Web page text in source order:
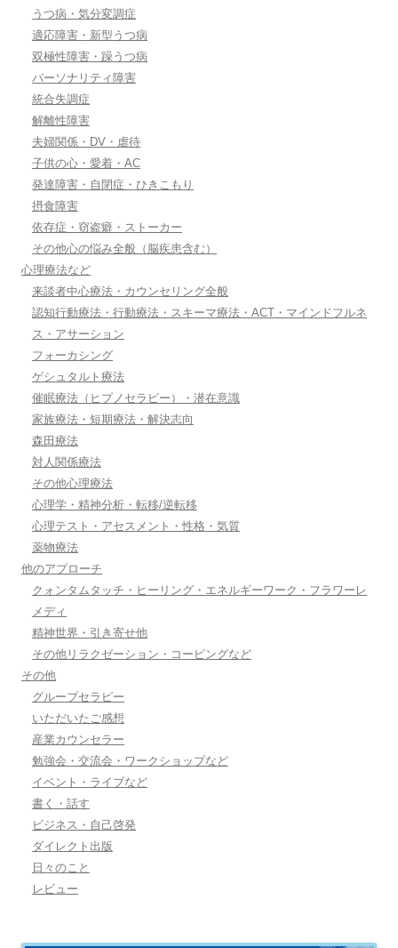
うつ病・気分変調症
適応障害・新型うつ病
双極性障害・躁うつ病
パーソナリティ障害
統合失調症
解離性障害
夫婦関係・DV・虐待
子供の心・愛着・AC
発達障害・自閉症・ひきこもり
摂食障害
依存症・窃盗癖・ストーカー
その他心の悩み全般（脳疾患含む）
心理療法など
来談者中心療法・カウンセリング全般
認知行動療法・行動療法・スキーマ療法・ACT・マインドフルネ
ス・アサーション
フォーカシング
ゲシュタルト療法
催眠療法（ヒプノセラピー）・潜在意識
家族療法・短期療法・解決志向
森田療法
対人関係療法
その他心理療法
心理学・精神分析・転移/逆転移
心理テスト・アセスメント・性格・気質
薬物療法
他のアプローチ
クォンタムタッチ・ヒーリング・エネルギーワーク・フラワーレ
メディ
精神世界・引き寄せ他
その他リラクゼーション・コーピングなど
その他
グループセラピー
いただいたご感想
産業カウンセラー
勉強会・交流会・ワークショップなど
イベント・ライブなど
書く・話す
ビジネス・自己啓発
ダイレクト出版
日々のこと
レビュー